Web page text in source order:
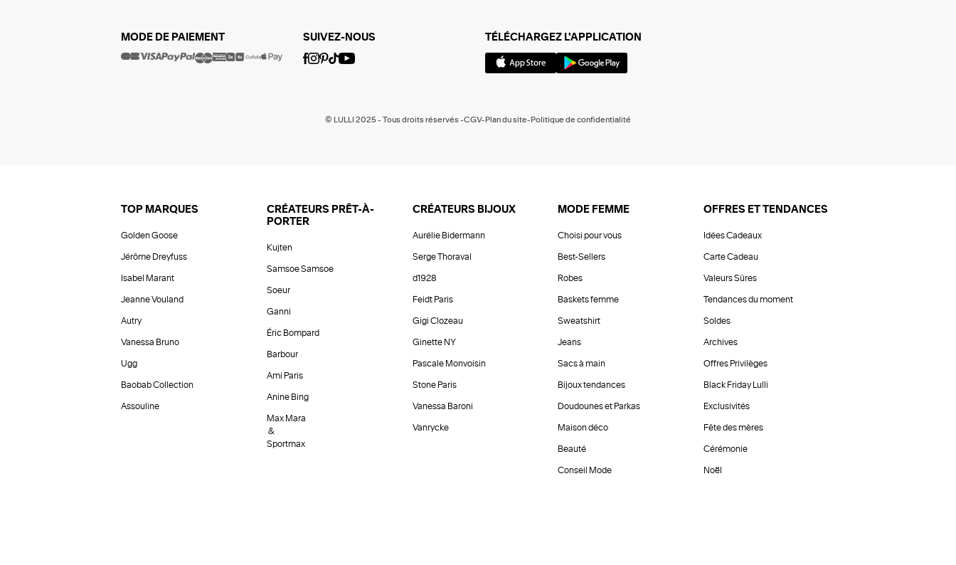
MODE DE PAIEMENT SUIVEZ-NOUS TÉLÉCHARGEZ L'APPLICATION
© LULLI 2025 - Tous droits réservés -CGV-Plan du site-Politique de confidentialité
TOP MARQUES
Golden Goose
Jérôme Dreyfuss
Isabel Marant
Jeanne Vouland
Autry
Vanessa Bruno
Ugg
Baobab Collection
Assouline
CRÉATEURS PRÊT-À-
PORTER
Kujten
Samsoe Samsoe
Soeur
Ganni
Éric Bompard
Barbour
Ami Paris
Anine Bing
Max Mara
&
Sportmax
CRÉATEURS BIJOUX
Aurélie Bidermann
Serge Thoraval
d1928
Feidt Paris
Gigi Clozeau
Ginette NY
Pascale Monvoisin
Stone Paris
Vanessa Baroni
Vanrycke
MODE FEMME
Choisi pour vous
Best-Sellers
Robes
Baskets femme
Sweatshirt
Jeans
Sacs à main
Bijoux tendances
Doudounes et Parkas
Maison déco
Beauté
Conseil Mode
OFFRES ET TENDANCES
Idées Cadeaux
Carte Cadeau
Valeurs Sûres
Tendances du moment
Soldes
Archives
Offres Privilèges
Black Friday Lulli
Exclusivités
Fête des mères
Cérémonie
Noël